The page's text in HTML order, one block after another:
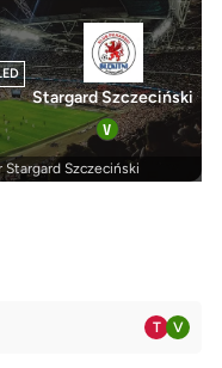
Stargard Szczeciński
V
Stargard Szczeciński
T V